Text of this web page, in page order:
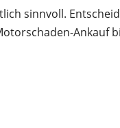
sinnvoll.
Ankauf